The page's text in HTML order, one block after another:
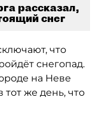
рассказал,
снег
что
снегопад.
на Неве
же день, что